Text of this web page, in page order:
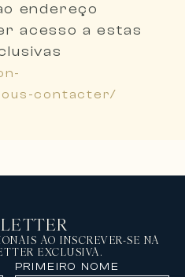
endereço
acesso a estas
contacter/
AO INSCREVER-SE NA
EXCLUSIVA.
PRIMEIRO NOME